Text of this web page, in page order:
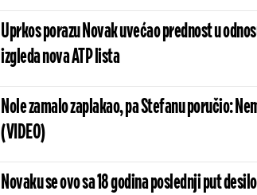
Uprkos porazu Novak uvećao prednost u
izgleda nova ATP lista
Nole zamalo zaplakao, pa Stefanu poručio:
(VIDEO)
Novaku se ovo sa 18 godina poslednji put